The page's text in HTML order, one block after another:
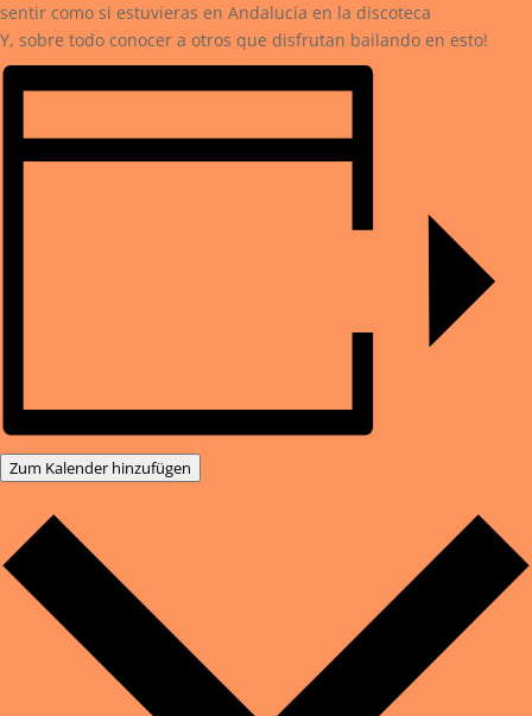
sentir como si estuvieras en Andalucía en la discoteca
Y, sobre todo conocer a otros que disfrutan bailando en esto!
Zum Kalender hinzufügen